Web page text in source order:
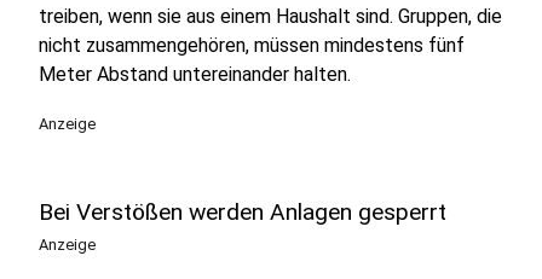
treiben, wenn sie aus einem Haushalt sind. Gruppen, die
nicht zusammengehören, müssen mindestens fünf
Meter Abstand untereinander halten.
Anzeige
Bei Verstößen werden Anlagen gesperrt
Anzeige